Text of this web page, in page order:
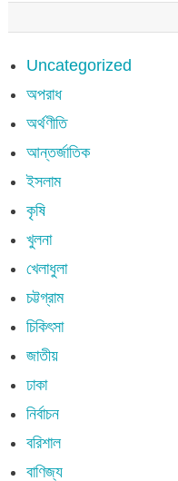
Uncategorized
অপরাধ
অর্থণীতি
আন্তর্জাতিক
ইসলাম
কৃষি
খুলনা
খেলাধুলা
চট্টগ্রাম
চিকিৎসা
জাতীয়
ঢাকা
নির্বাচন
বরিশাল
বাণিজ্য